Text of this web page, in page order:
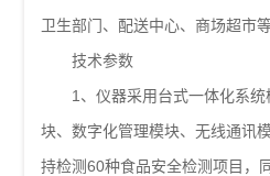
卫生部门、配送中心、商场超市
技术参数
1、仪器采用台式一体化系统
块、数字化管理模块、无线通讯
持检测60种食品安全检测项目，